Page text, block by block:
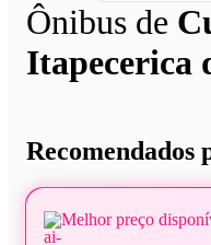
Ônibus de
Itapecerica
Recomendados
Melhor preço